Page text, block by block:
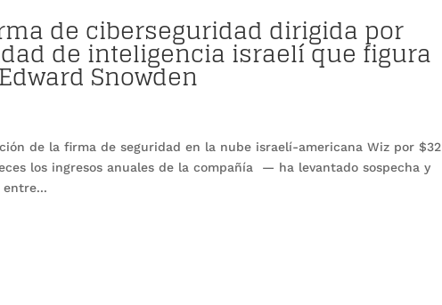
de ciberseguridad dirigida por
de inteligencia israelí que figura
Snowden
de la firma de seguridad en la nube israelí-americana Wiz por $32
los ingresos anuales de la compañía — ha levantado sospecha y